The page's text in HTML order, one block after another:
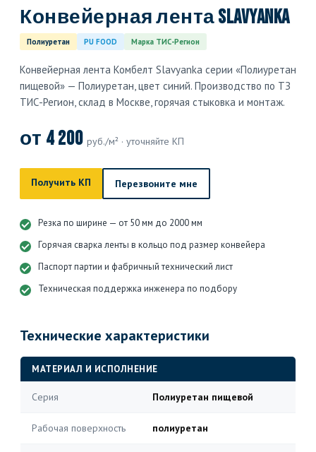
Конвейерная лента Slavyanka
Полиуретан PU FOOD Марка ТИС-Регион
Конвейерная лента Комбелт Slavyanka серии «Полиуретан
пищевой» — Полиуретан, цвет синий. Производство по ТЗ
ТИС-Регион, склад в Москве, горячая стыковка и монтаж.
от 4 200 руб./м² · уточняйте КП
Получить КП Перезвоните мне
Резка по ширине — от 50 мм до 2000 мм
Горячая сварка ленты в кольцо под размер конвейера
Паспорт партии и фабричный технический лист
Техническая поддержка инженера по подбору
Технические характеристики
МАТЕРИАЛ И ИСПОЛНЕНИЕ
Серия Полиуретан пищевой
Рабочая поверхность полиуретан